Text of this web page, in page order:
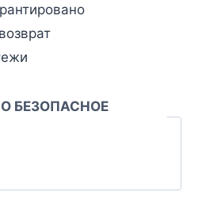
БЕЗОПАСНОЕ